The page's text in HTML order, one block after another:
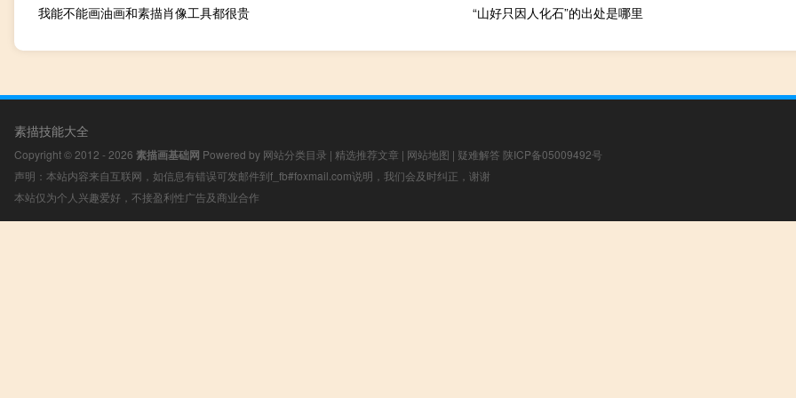
我能不能画油画和素描肖像工具都很贵 “山好只因人化石”的出处是哪里
素描技能大全
Copyright © 2012 - 2026 素描画基础网 Powered by 网站分类目录 | 精选推荐文章 | 网站地图 | 疑难解答 陕ICP备05009492号
声明：本站内容来自互联网，如信息有错误可发邮件到f_fb#foxmail.com说明，我们会及时纠正，谢谢
本站仅为个人兴趣爱好，不接盈利性广告及商业合作